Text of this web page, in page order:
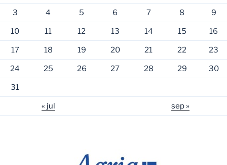
3 4 5 6 7 8 9
10 11 12 13 14 15 16
17 18 19 20 21 22 23
24 25 26 27 28 29 30
31
« jul sep »